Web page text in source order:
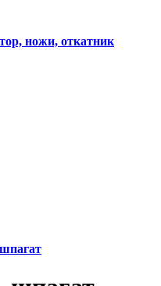
ножи, откатник